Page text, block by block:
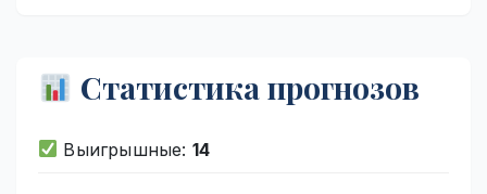
Статистика прогнозов
Выигрышные: 14